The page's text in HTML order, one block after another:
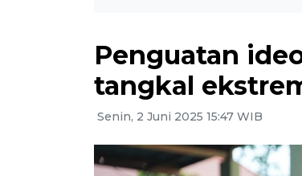
Penguatan
tangkal
Senin, 2 Juni 2025 15:47 WIB